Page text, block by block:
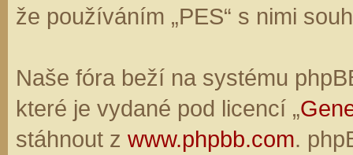
že používáním „PES“ s nimi
Naše fóra beží na systému
které je vydané pod licencí „
stáhnout z www.phpbb.com.